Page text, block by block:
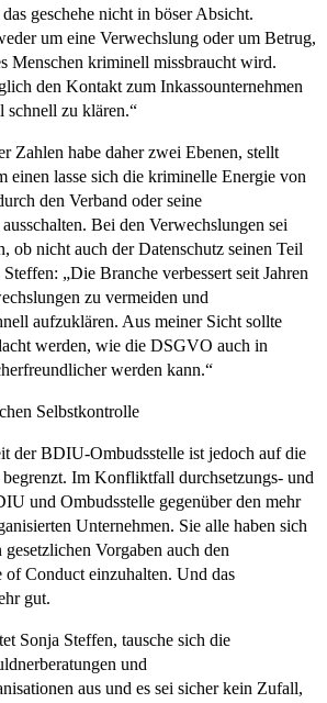
geschehe nicht in böser Absicht.
um eine Verwechslung oder um Betrug,
Menschen kriminell missbraucht wird.
den Kontakt zum Inkassounternehmen
schnell zu klären.“
Zahlen habe daher zwei Ebenen, stellt
einen lasse sich die kriminelle Energie von
den Verband oder seine
Bei den Verwechslungen sei
ob nicht auch der Datenschutz seinen Teil
„Die Branche verbessert seit Jahren
zu vermeiden und
aufzuklären. Aus meiner Sicht sollte
werden, wie die DSGVO auch in
werden kann.“
Selbstkontrolle
der BDIU-Ombudsstelle ist jedoch auf die
Im Konfliktfall durchsetzungs- und
und Ombudsstelle gegenüber den mehr
Unternehmen. Sie alle haben sich
Vorgaben auch den
of Conduct einzuhalten. Und das
gut.
Sonja Steffen, tausche sich die
und
aus und es sei sicher kein Zufall,